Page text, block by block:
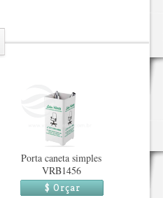
Porta caneta simples
VRB1456
$ Orçar